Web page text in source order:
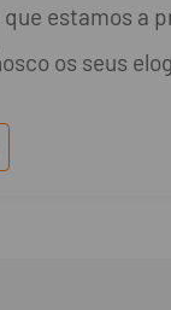
estamos a
os seus